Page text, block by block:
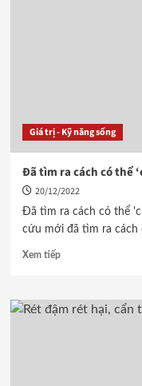
Giá trị - Kỹ năng sống
Đã tìm ra cách có thể
20/12/2022
Đã tìm ra cách có thể
cứu mới đã tìm ra cách
Xem tiếp